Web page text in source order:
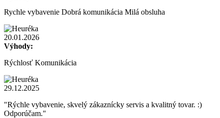
Rychle vybavenie Dobrá komunikácia Milá obsluha
20.01.2026
Výhody:
Rýchlosť Komunikácia
29.12.2025
"Rýchle vybavenie, skvelý zákaznícky servis a kvalitný tovar. :)
Odporúčam."